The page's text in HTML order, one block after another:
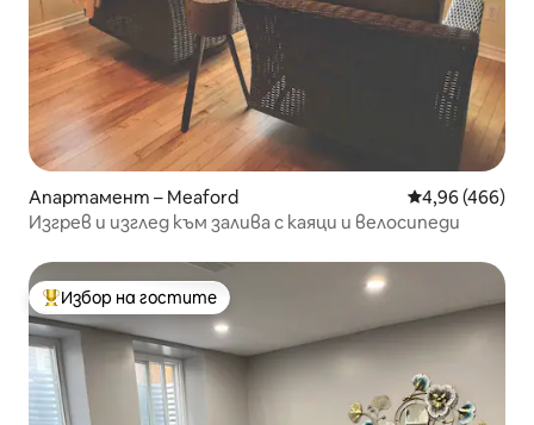
Апартамент – Meaford Средна
4,96 (466)
Изгрев и изглед към залива с каяци и велосипеди
Най-популярен избор на гостите
Избор на гостите